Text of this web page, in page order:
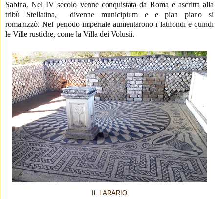
Sabina.Nel IV secolo venne conquistata da Roma e ascritta alla
tribù Stellatina, divenne municipium e e pian piano si
romanizzò.Nel periodo imperiale aumentarono i latifondi e quindi
le Ville rustiche, come la Villa dei Volusii.
IL LARARIO